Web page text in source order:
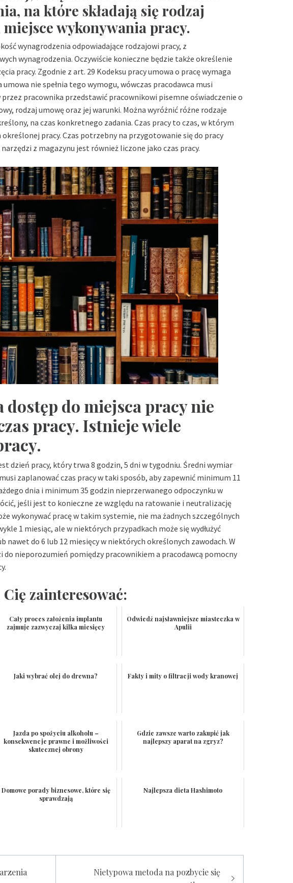
na które składają się rodzaj
wykonywania pracy.
wynagrodzenia odpowiadające rodzajowi pracy, z
wynagrodzenia. Oczywiście konieczne będzie także określenie
pracy. Zgodnie z art. 29 Kodeksu pracy umowa o pracę wymaga
nie spełnia tego wymogu, wówczas pracodawca musi
pracownika przedstawić pracownikowi pisemne oświadczenie o
rodzaj umowę oraz jej warunki. Można wyróżnić różne rodzaje
na czas konkretnego zadania. Czas pracy to czas, w którym
pracy. Czas potrzebny na przygotowanie się do pracy
z magazynu jest również liczone jako czas pracy.
dostęp do miejsca pracy nie
pracy. Istnieje wiele
dzień pracy, który trwa 8 godzin, 5 dni w tygodniu. Średni wymiar
zaplanować czas pracy w taki sposób, aby zapewnić minimum 11
dnia i minimum 35 godzin nieprzerwanego odpoczynku w
jeśli jest to konieczne ze względu na ratowanie i neutralizację
wykonywać pracę w takim systemie, nie ma żadnych szczególnych
1 miesiąc, ale w niektórych przypadkach może się wydłużyć
nawet do 6 lub 12 miesięcy w niektórych określonych zawodach. W
do nieporozumień pomiędzy pracownikiem a pracodawcą pomocny
.
zainteresować:
Cały proces założenia implantu
zajmuje zazwyczaj kilka miesięcy
Odwiedź najsławniejsze miasteczka w
Apulii
Jaki wybrać olej do drewna? Fakty i mity o filtracji wody kranowej
Jazda po spożyciu alkoholu –
konsekwencje prawne i możliwości
skutecznej obrony
Gdzie zawsze warto zakupić jak
najlepszy aparat na zgryz?
Domowe porady biznesowe, które się
sprawdzają
Najlepsza dieta Hashimoto
Nietypowa metoda na pozbycie się